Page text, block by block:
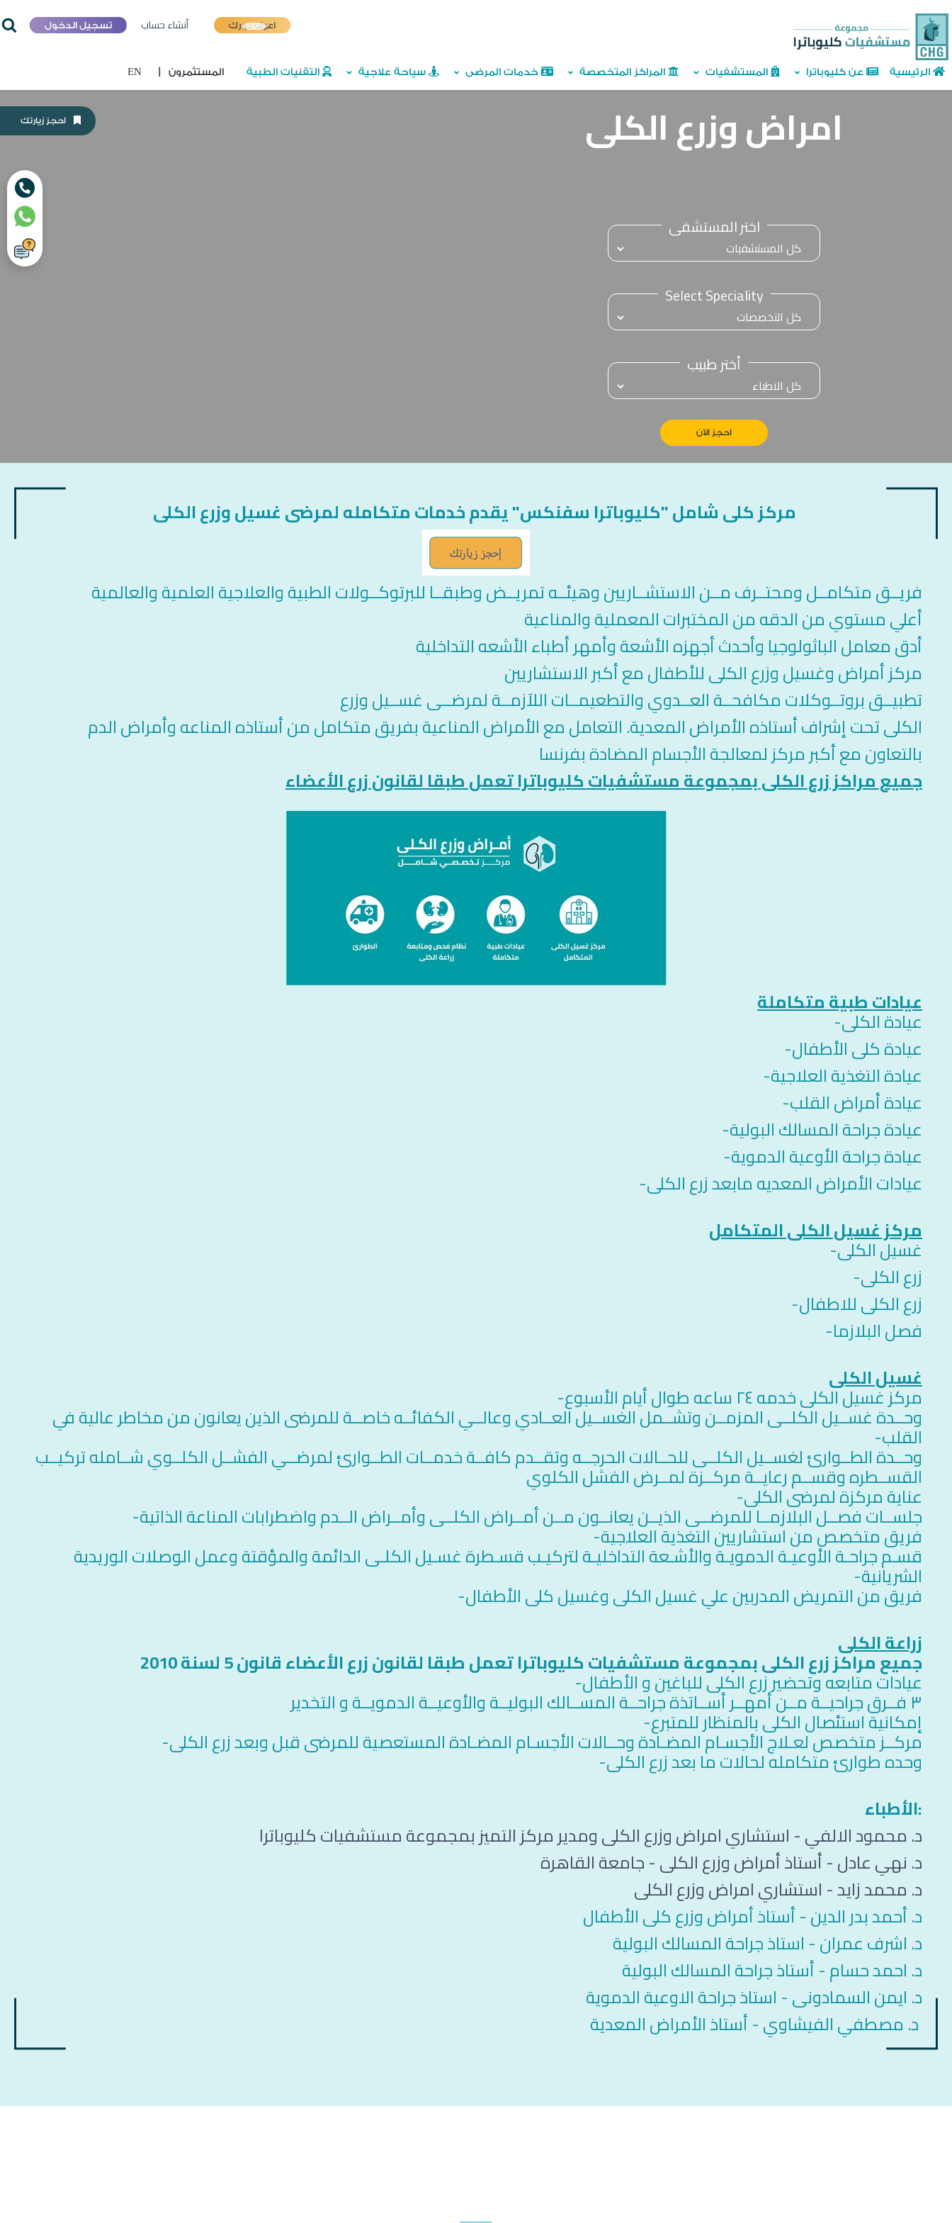
تسجيل الدخول أنشاء حساب اعرف دورك
الرئيسية عن كليوباترا المستشفيات المراكز المتخصصة خدمات المرضى سياحة علاجية التقنيات الطبية المستثمرون EN
احجز زيارتك امراض وزرع الكلى
اختر المستشفى
Select Speciality
أختر طبيب
احجز الآن
مركز كلى شامل "كليوباترا سفنكس" يقدم خدمات متكامله لمرضى غسيل وزرع الكلى
فريــق متكامــل ومحتــرف مــن الاستشــاريين وهيئــه تمريــض وطبقــا للبرتوكــولات الطبية والعلاجية العلمية والعالمية
أعلي مستوي من الدقه من المختبرات المعملية والمناعية
أدق معامل الباثولوجيا وأحدث أجهزه الأشعة وأمهر أطباء الأشعه التداخلية
مركز أمراض وغسيل وزرع الكلى للأطفال مع أكبر الاستشاريين
تطبيــق بروتــوكلات مكافحــة العــدوي والتطعيمــات اللآزمــة لمرضــى غســيل وزرع
الكلى تحت إشراف أستاذه الأمراض المعدية. التعامل مع الأمراض المناعية بفريق متكامل من أستاذه المناعه وأمراض الدم
بالتعاون مع أكبر مركز لمعالجة الأجسام المضادة بفرنسا
جميع مراكز زرع الكلى بمجموعة مستشفيات كليوباترا تعمل طبقا لقانون زرع الأعضاء
عيادات طبية متكاملة
عيادة الكلى-
عيادة كلى الأطفال-
عيادة التغذية العلاجية-
عيادة أمراض القلب-
عيادة جراحة المسالك البولية-
عيادة جراحة الأوعية الدموية-
عيادات الأمراض المعديه مابعد زرع الكلى-
مركز غسيل الكلى المتكامل
غسيل الكلى-
زرع الكلى-
زرع الكلى للاطفال-
فصل البلازما-
غسيل الكلى
مركز غسيل الكلى خدمه ٢٤ ساعه طوال أيام الأسبوع-
وحــدة غســيل الكلــى المزمــن وتشــمل الغســيل العــادي وعالــي الكفائــه خاصــة للمرضى الذين يعانون من مخاطر عالية في
القلب-
وحــدة الطــوارئ لغســيل الكلــى للحــالات الحرجــه وتقــدم كافــة خدمــات الطــوارئ لمرضــي الفشــل الكلــوي شــامله تركيــب
القســطره وقســم رعايــة مركــزة لمــرض الفشل الكلوي
عناية مركزة لمرضى الكلى-
جلســات فصــل البلازمــا للمرضــى الذيــن يعانــون مــن أمــراض الكلــى وأمــراض الــدم واضطرابات المناعة الذاتية-
فريق متخصص من استشاريين التغذية العلاجية-
قسـم جراحـة الأوعيـة الدمويـة والأشـعة التداخليـة لتركيـب قسـطرة غسـيل الكلـى الدائمة والمؤقتة وعمل الوصلات الوريدية
الشريانية-
فريق من التمريض المدربين علي غسيل الكلى وغسيل كلى الأطفال-
زراعة الكلى
جميع مراكز زرع الكلى بمجموعة مستشفيات كليوباترا تعمل طبقا لقانون زرع الأعضاء قانون 5 لسنة 2010
عيادات متابعه وتحضير زرع الكلى للباغين و الأطفال-
٣ فــرق جراحيــة مــن أمهــر أســاتذة جراحــة المســالك البوليــة والأوعيــة الدمويــة و التخدير
إمكانيةاستئصال الكلى بالمنظار للمتبرع-
مركــز متخصص لعـلاج الأجسـام المضـادة وحــالات الأجسـام المضـادة المستعصية للمرضى قبل وبعد زرع الكلى-
وحده طوارئ متكامله لحالات ما بعد زرع الكلى-
:الأطباء
د. محمود الالفي - استشاري امراض وزرع الكلى ومدير مركز التميز بمجموعة مستشفيات كليوباترا
د. نهي عادل - أستاذ أمراض وزرع الكلى - جامعة القاهرة
د. محمد زايد - استشاري امراض وزرع الكلى
د. أحمد بدر الدين - أستاذ أمراض وزرع كلى الأطفال
د. اشرف عمران - استاذ جراحة المسالك البولية
د. احمد حسام - أستاذ جراحة المسالك البولية
د. ايمن السمادونى - استاذ جراحة الاوعية الدموية
د. مصطفي الفيشاوي - أستاذ الأمراض المعدية